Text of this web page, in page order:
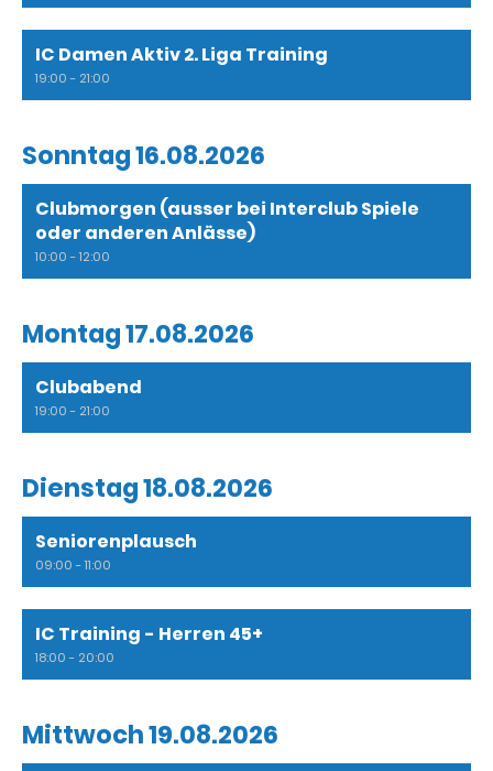
IC Damen Aktiv 2. Liga Training
19:00 - 21:00
Sonntag 16.08.2026
Clubmorgen (ausser bei Interclub Spiele
oder anderen Anlässe)
10:00 - 12:00
Montag 17.08.2026
Clubabend
19:00 - 21:00
Dienstag 18.08.2026
Seniorenplausch
09:00 - 11:00
IC Training - Herren 45+
18:00 - 20:00
Mittwoch 19.08.2026